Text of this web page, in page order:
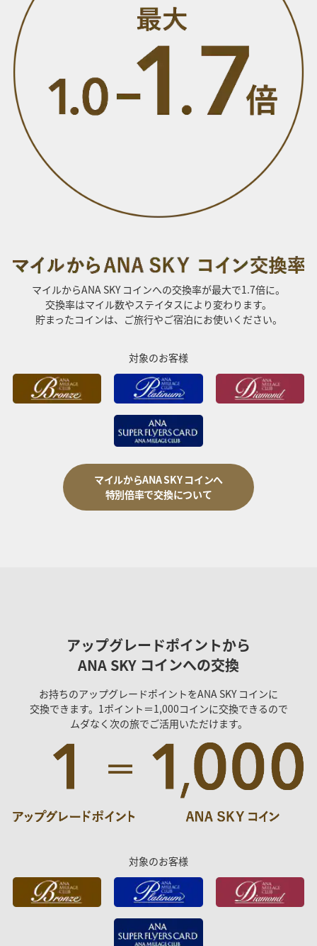
マイルからANA SKY コインへの交換率が最大で1.7倍に。
交換率はマイル数やステイタスにより変わります。
貯まったコインは、ご旅行やご宿泊にお使いください。
対象のお客様
マイルからANA SKY コインへ
特別倍率で交換について
アップグレードポイントから
ANA SKY コインへの交換
お持ちのアップグレードポイントをANA SKY コインに
交換できます。1ポイント＝1,000コインに交換できるので
ムダなく次の旅でご活用いただけます。
対象のお客様